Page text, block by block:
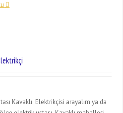
Kavaklı Elektrikçisi arayalım ya da